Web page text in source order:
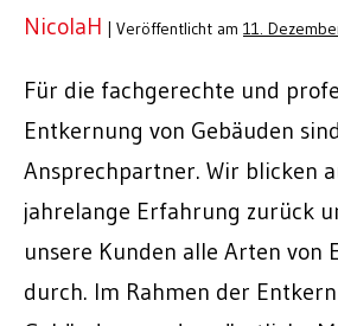
NicolaH | Veröffentlicht am 11.
Für die fachgerechte und
Entkernung von Gebäuden
Ansprechpartner. Wir blicken
jahrelange Erfahrung zurück
unsere Kunden alle Arten von
durch. Im Rahmen der